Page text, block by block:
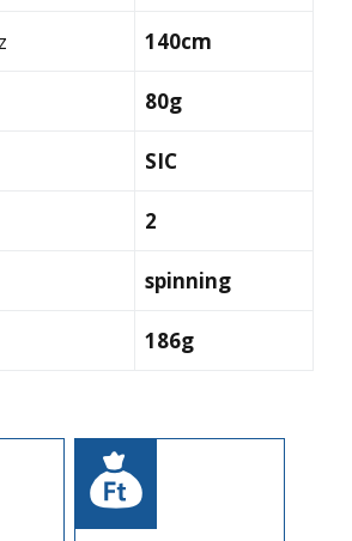
140cm
80g
SIC
2
spinning
186g